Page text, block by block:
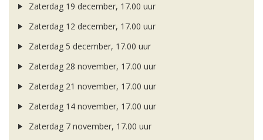
Zaterdag 19 december, 17.00 uur
Zaterdag 12 december, 17.00 uur
Zaterdag 5 december, 17.00 uur
Zaterdag 28 november, 17.00 uur
Zaterdag 21 november, 17.00 uur
Zaterdag 14 november, 17.00 uur
Zaterdag 7 november, 17.00 uur